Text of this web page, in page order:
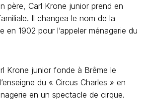
père, Carl Krone junior prend en
Il changea le nom de la
en 1902 pour l’appeler ménagerie du
Krone junior fonde à Brême le
du « Circus Charles » en
en un spectacle de cirque.